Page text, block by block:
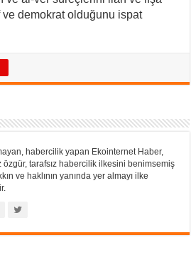
demokrat olduğunu ispat
habercilik yapan Ekointernet Haber,
özgür, tarafsız habercilik ilkesini benimsemiş
ve haklının yanında yer almayı ilke